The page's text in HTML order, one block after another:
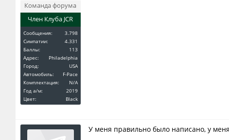
Команда форума
Член Клуба JCR
Сообщения:
3.798
Симпатии:
4.331
Баллы:
113
Адрес:
Philadelphia
Город:
USA
Автомобиль:
F-Pace
Комплектация:
N/A
Год a/м:
2019
Цвет:
Black
У меня правильно было написано, у